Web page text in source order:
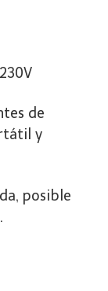
de
y
posible